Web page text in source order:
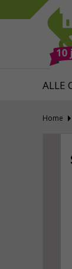
ALLE
Alles
Home